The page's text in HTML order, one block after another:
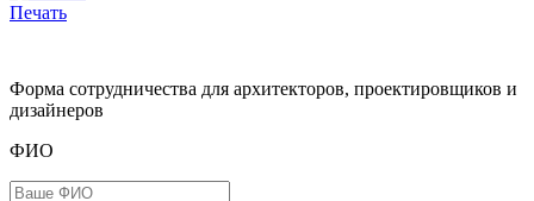
Печать
Форма сотрудничества для архитекторов, проектировщиков и
дизайнеров
ФИО